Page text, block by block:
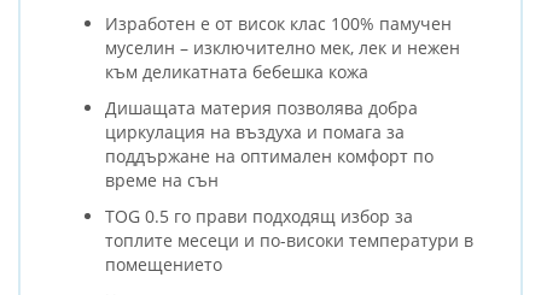
Изработен е от висок клас 100% памучен
муселин – изключително мек, лек и нежен
към деликатната бебешка кожа
Дишащата материя позволява добра
циркулация на въздуха и помага за
поддържане на оптимален комфорт по
време на сън
TOG 0.5 го прави подходящ избор за
топлите месеци и по-високи температури в
помещението